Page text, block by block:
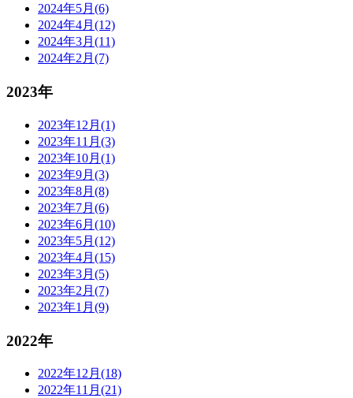
2024年5月(6)
2024年4月(12)
2024年3月(11)
2024年2月(7)
2023年
2023年12月(1)
2023年11月(3)
2023年10月(1)
2023年9月(3)
2023年8月(8)
2023年7月(6)
2023年6月(10)
2023年5月(12)
2023年4月(15)
2023年3月(5)
2023年2月(7)
2023年1月(9)
2022年
2022年12月(18)
2022年11月(21)